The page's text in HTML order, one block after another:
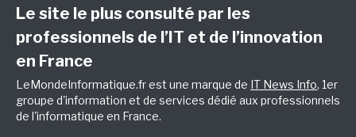
Le site le plus consulté par les
professionnels de l’IT et de l’innovation
en France
LeMondeInformatique.fr est une marque de IT News Info, 1er
groupe d'information et de services dédié aux professionnels
de l'informatique en France.